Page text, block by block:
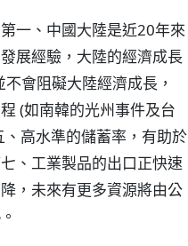
一、中國大陸是近20年來
展經驗，大陸的經濟成長
會阻礙大陸經濟成長，
(如南韓的光州事件及台
高水準的儲蓄率，有助於
、工業製品的出口正快速
，未來有更多資源將由公